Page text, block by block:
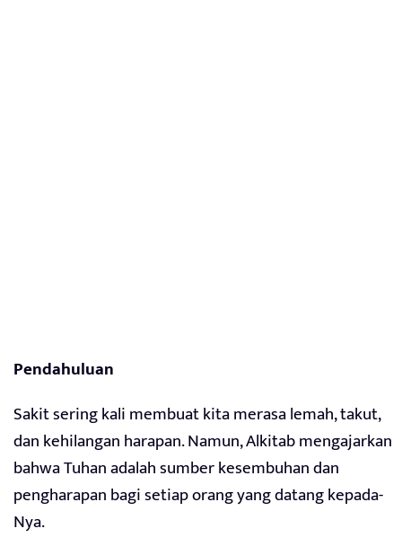
Pendahuluan
Sakit sering kali membuat kita merasa lemah, takut,
dan kehilangan harapan. Namun, Alkitab mengajarkan
bahwa Tuhan adalah sumber kesembuhan dan
pengharapan bagi setiap orang yang datang kepada-
Nya.